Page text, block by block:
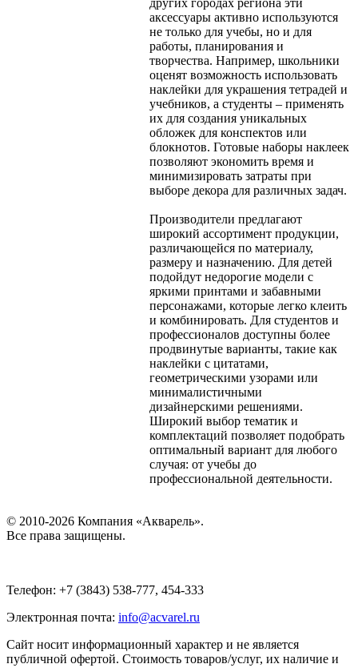
аксессуары активно используются
не только для учебы, но и для
работы, планирования и
творчества. Например, школьники
оценят возможность использовать
наклейки для украшения тетрадей и
учебников, а студенты – применять
их для создания уникальных
обложек для конспектов или
блокнотов. Готовые наборы наклеек
позволяют экономить время и
минимизировать затраты при
выборе декора для различных задач.
Производители предлагают
широкий ассортимент продукции,
различающейся по материалу,
размеру и назначению. Для детей
подойдут недорогие модели с
яркими принтами и забавными
персонажами, которые легко клеить
и комбинировать. Для студентов и
профессионалов доступны более
продвинутые варианты, такие как
наклейки с цитатами,
геометрическими узорами или
минималистичными
дизайнерскими решениями.
Широкий выбор тематик и
комплектаций позволяет подобрать
оптимальный вариант для любого
случая: от учебы до
профессиональной деятельности.
© 2010-2026 Компания «Акварель».
Все права защищены.
Телефон: +7 (3843) 538-777, 454-333
Электронная почта: info@acvarel.ru
Сайт носит информационный характер и не является
публичной офертой. Стоимость товаров/услуг, их наличие и